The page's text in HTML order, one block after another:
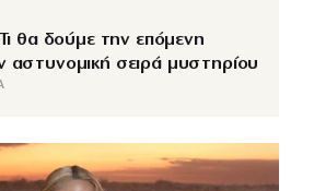
θα δούμε την επόμενη
αστυνομική σειρά μυστηρίου